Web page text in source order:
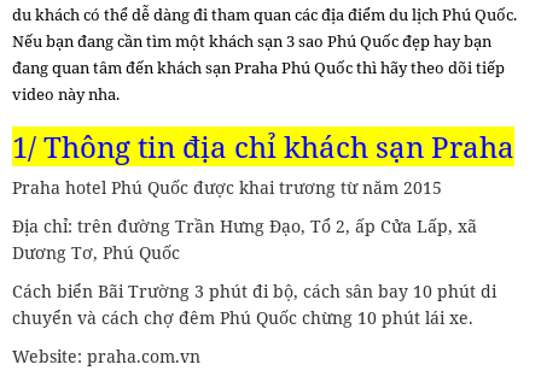
du khách có thể dễ dàng đi tham quan các địa điểm du lịch Phú Quốc.
Nếu bạn đang cần tìm một khách sạn 3 sao Phú Quốc đẹp hay bạn
đang quan tâm đến khách sạn Praha Phú Quốc thì hãy theo dõi tiếp
video này nha.
1/ Thông tin địa chỉ khách sạn Praha
Praha hotel Phú Quốc được khai trương từ năm 2015
Địa chỉ: trên đường Trần Hưng Đạo, Tổ 2, ấp Cửa Lấp, xã
Dương Tơ, Phú Quốc
Cách biển Bãi Trường 3 phút đi bộ, cách sân bay 10 phút di
chuyển và cách chợ đêm Phú Quốc chừng 10 phút lái xe.
Website: praha.com.vn